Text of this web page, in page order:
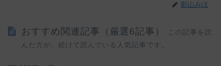
影山みほ
おすすめ関連記事（厳選6記事）
この記事を読
んだ方が、続けて読んでいる人気記事です。